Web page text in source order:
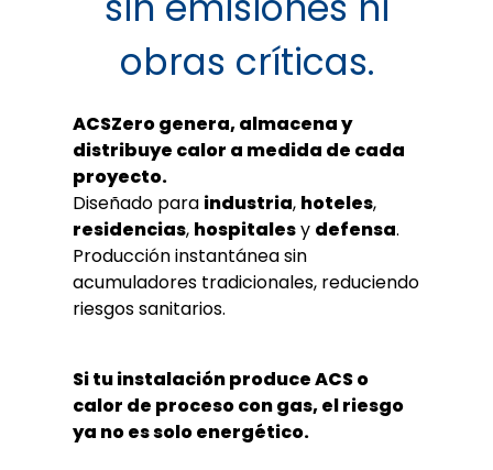
obras críticas.
ACSZero genera, almacena y
distribuye calor a medida de cada
proyecto.
Diseñado para industria, hoteles,
residencias, hospitalesy defensa.
Producción instantánea sin
acumuladores tradicionales, reduciendo
riesgos sanitarios.
Si tu instalación produce ACS o
calor de proceso con gas, el riesgo
ya no es solo energético.